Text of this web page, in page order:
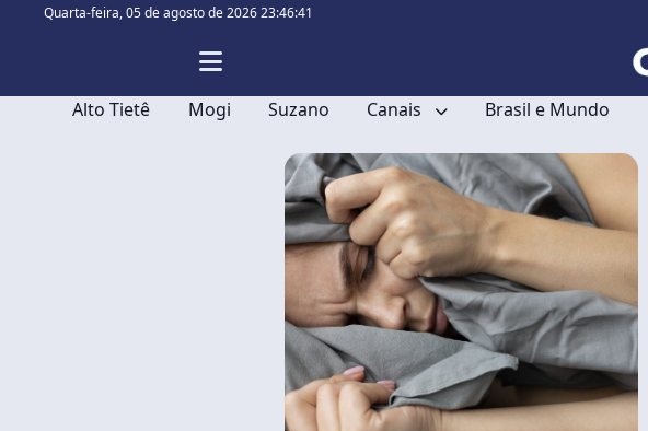
Quarta-feira,05 de agosto de 2026 23:46:42
Alto Tietê Mogi Suzano Canais Brasil e Mundo